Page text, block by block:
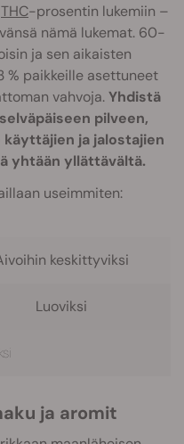
THC-prosentin lukemiin –
nämä lukemat. 60-
ja sen aikaisten
% paikkeille asettuneet
vahvoja.Yhdistä
pilveen,
käyttäjien ja jalostajien
yhtään yllättävältä.
useimmiten:
keskittyviksi
Luoviksi
ja aromit